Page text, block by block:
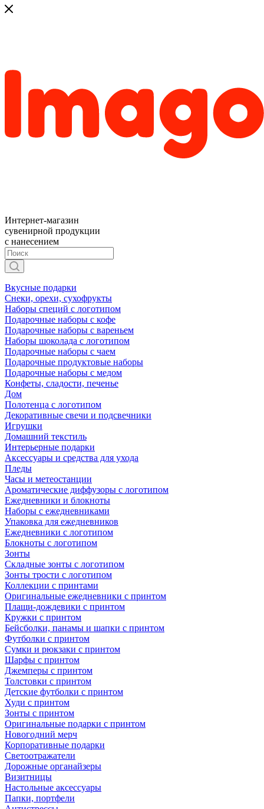
Интернет-магазин
сувенирной продукции
с нанесением
Вкусные подарки
Снеки, орехи, сухофрукты
Наборы специй с логотипом
Подарочные наборы с кофе
Подарочные наборы с вареньем
Наборы шоколада с логотипом
Подарочные наборы с чаем
Подарочные продуктовые наборы
Подарочные наборы с медом
Конфеты, сладости, печенье
Дом
Полотенца с логотипом
Декоративные свечи и подсвечники
Игрушки
Домашний текстиль
Интерьерные подарки
Аксессуары и средства для ухода
Пледы
Часы и метеостанции
Ароматические диффузоры с логотипом
Ежедневники и блокноты
Наборы с ежедневниками
Упаковка для ежедневников
Ежедневники с логотипом
Блокноты с логотипом
Зонты
Складные зонты с логотипом
Зонты трости с логотипом
Коллекции с принтами
Оригинальные ежедневники с принтом
Плащи-дождевики с принтом
Кружки с принтом
Бейсболки, панамы и шапки с принтом
Футболки с принтом
Сумки и рюкзаки с принтом
Шарфы с принтом
Джемперы с принтом
Толстовки с принтом
Детские футболки с принтом
Худи с принтом
Зонты с принтом
Оригинальные подарки с принтом
Новогодний мерч
Корпоративные подарки
Светоотражатели
Дорожные органайзеры
Визитницы
Настольные аксессуары
Папки, портфели